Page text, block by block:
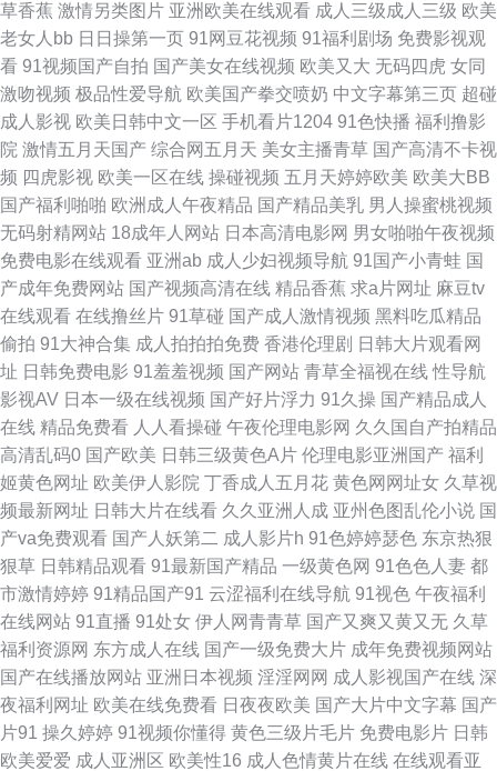
九九九国产精品 欧美女同网站 色五月丁香综合网 午夜色中色A片 在线电影
AV天堂 97伊人豆花 大香蕉AV电影 国产足交网站 久久撸视频 欧美一页一区
日韩欧美久久 五月花A片 一区二区免费日本 91深夜网站色 俺去也欧洲综合
狠狠撸天天艹 麻豆白丝抠逼 日本人人操 午夜操B影院 69福利社 99热这里有
精力 岛国四级片 韩国美女主播青草 玖玖精品 三级在线国产 亚洲色情探花
91婷婷西瓜 超碰官网 国产福利吃瓜 日本欧美色 午夜1区2区 51自拍视频在
线 99福利在线 成人午夜蜜桃 久久爆乳 青青草综合 亚洲变态另类导航 91色
涩 超碰99在线 国产视频在线看 狼友基地91 欧美淫色网站 熟女熟妇BBw 在
线播放91视频 欧美成人性交 亚洲乱轮小说网站 91天堂视频 超碰99香蕉 国
产在线xx 久久露脸视频 欧美色图网址 三级片在线看艹 亚洲欧美日韩成人 97
在线视频 岛国大片中文字幕 九九午夜成人剧场 欧美日韩色 色综合AB 91蜜
臀久久 爱豆TV传媒免费 国产精品爽歪歪 狼友深夜福利 成人三级网址 久久超
碰成人 欧美偷拍 天堂国产 51国产视频自拍 97视频中文字幕 大香蕉伊人毛
狠狠谢影院 免费视频福利导航 影音先锋亚洲色图 99色色 国产操美女 久草国
草香蕉 激情另类图片 亚洲欧美在线观看 成人三级成人三级 欧美
老女人bb 日日操第一页 91网豆花视频 91福利剧场 免费影视观
看 91视频国产自拍 国产美女在线视频 欧美又大 无码四虎 女同
激吻视频 极品性爱导航 欧美国产拳交喷奶 中文字幕第三页 超碰
成人影视 欧美日韩中文一区 手机看片1204 91色快播 福利撸影
院 激情五月天国产 综合网五月天 美女主播青草 国产高清不卡视
频 四虎影视 欧美一区在线 操碰视频 五月天婷婷欧美 欧美大BB
国产福利啪啪 欧洲成人午夜精品 国产精品美乳 男人操蜜桃视频
无码射精网站 18成年人网站 日本高清电影网 男女啪啪午夜视频
免费电影在线观看 亚洲ab 成人少妇视频导航 91国产小青蛙 国
产成年免费网站 国产视频高清在线 精品香蕉 求a片网址 麻豆tv
在线观看 在线撸丝片 91草碰 国产成人激情视频 黑料吃瓜精品
偷拍 91大神合集 成人拍拍拍免费 香港伦理剧 日韩大片观看网
址 日韩免费电影 91羞羞视频 国产网站 青草全福视在线 性导航
影视AV 日本一级在线视频 国产好片浮力 91久操 国产精品成人
在线 精品免费看 人人看操碰 午夜伦理电影网 久久国自产拍精品
高清乱码0 国产欧美 日韩三级黄色A片 伦理电影亚洲国产 福利
姬黄色网址 欧美伊人影院 丁香成人五月花 黄色网网址女 久草视
频最新网址 日韩大片在线看 久久亚洲人成 亚州色图乱伦小说 国
产va免费观看 国产人妖第二 成人影片h 91色婷婷瑟色 东京热狠
狠草 日韩精品观看 91最新国产精品 一级黄色网 91色色人妻 都
市激情婷婷 91精品国产91 云涩福利在线导航 91视色 午夜福利
在线网站 91直播 91处女 伊人网青青草 国产又爽又黄又无 久草
福利资源网 东方成人在线 国产一级免费大片 成年免费视频网站
国产在线播放网站 亚洲日本视频 淫淫网网 成人影视国产在线 深
夜福利网址 欧美在线免费看 日夜夜欧美 国产大片中文字幕 国产
片91 操久婷婷 91视频你懂得 黄色三级片毛片 免费电影片 日韩
欧美爱爱 成人亚洲区 欧美性16 成人色情黄片在线 在线观看亚